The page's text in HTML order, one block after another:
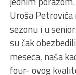
Uroša
sezonu i u
su čak
meseca, naša
four- ovog